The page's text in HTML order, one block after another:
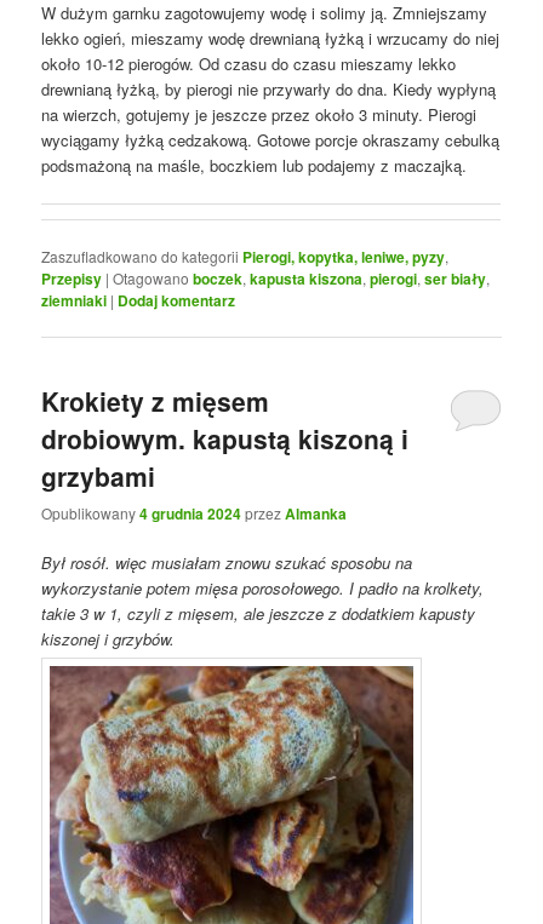
W dużym garnku zagotowujemy wodę i solimy ją. Zmniejszamy
lekko ogień, mieszamy wodę drewnianą łyżką i wrzucamy do niej
około 10-12 pierogów. Od czasu do czasu mieszamy lekko
drewnianą łyżką, by pierogi nie przywarły do dna. Kiedy wypłyną
na wierzch, gotujemy je jeszcze przez około 3 minuty. Pierogi
wyciągamy łyżką cedzakową. Gotowe porcje okraszamy cebulką
podsmażoną na maśle, boczkiem lub podajemy z maczajką.
Zaszufladkowano do kategorii Pierogi, kopytka, leniwe, pyzy,
Przepisy |Otagowano boczek,kapusta kiszona,pierogi,ser biały,
ziemniaki | Dodaj komentarz
Krokiety z mięsem
drobiowym. kapustą kiszoną i
grzybami
Opublikowany4 grudnia 2024przezAlmanka
Był rosół. więc musiałam znowu szukać sposobu na
wykorzystanie potem mięsa porosołowego. I padło na krolkety,
takie 3 w 1, czyli z mięsem, ale jeszcze z dodatkiem kapusty
kiszonej i grzybów.